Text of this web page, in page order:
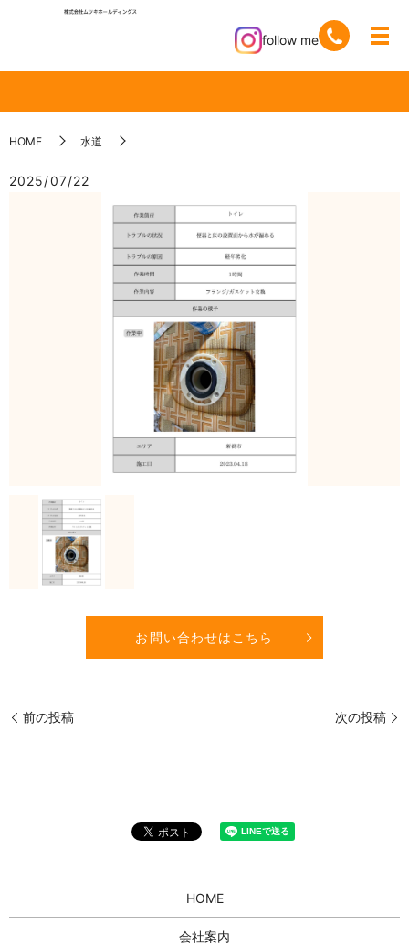
follow me
HOME 水道
2025/07/22
お問い合わせはこちら
前の投稿 次の投稿
HOME
会社案内